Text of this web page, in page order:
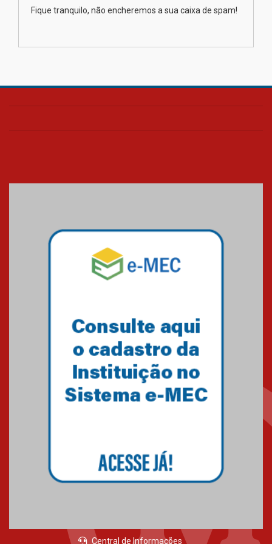
na educação dos filhos além da
Fique tranquilo, não encheremos a sua caixa de spam!
Central de Informações